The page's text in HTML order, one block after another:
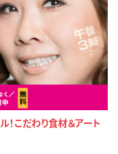
！こだわり食材＆アート